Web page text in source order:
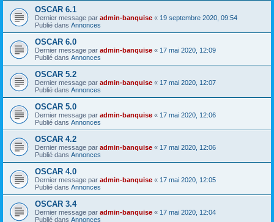
OSCAR 6.1
Dernier message par admin-banquise « 19 septembre 2020, 09:54
Publié dans Annonces
OSCAR 6.0
Dernier message par admin-banquise « 17 mai 2020, 12:09
Publié dans Annonces
OSCAR 5.2
Dernier message par admin-banquise « 17 mai 2020, 12:07
Publié dans Annonces
OSCAR 5.0
Dernier message par admin-banquise « 17 mai 2020, 12:06
Publié dans Annonces
OSCAR 4.2
Dernier message par admin-banquise « 17 mai 2020, 12:06
Publié dans Annonces
OSCAR 4.0
Dernier message par admin-banquise « 17 mai 2020, 12:05
Publié dans Annonces
OSCAR 3.4
Dernier message par admin-banquise « 17 mai 2020, 12:04
Publié dans Annonces